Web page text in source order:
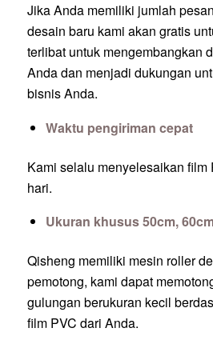
Jika Anda memiliki jumlah
desain baru kami akan gratis
terlibat untuk mengembangkan
Anda dan menjadi dukungan
bisnis Anda.
Waktu pengiriman cepat
Kami selalu menyelesaikan film
hari.
Ukuran khusus 50cm,
Qisheng memiliki mesin roller
pemotong, kami dapat
gulungan berukuran kecil
film PVC dari Anda.